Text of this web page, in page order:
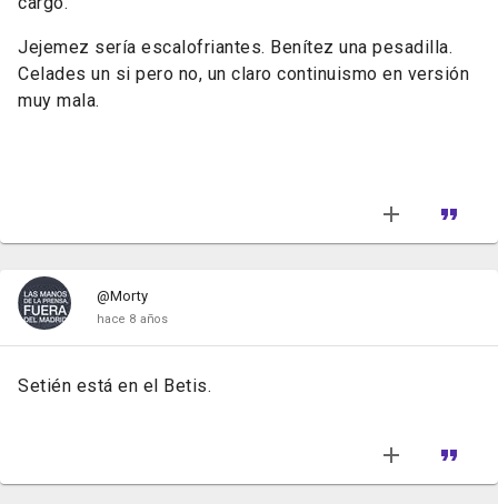
Jejemez sería escalofriantes. Benítez una pesadilla.
Celades un si pero no, un claro continuismo en versión
muy mala.
@Morty
hace 8 años
Setién está en el Betis.